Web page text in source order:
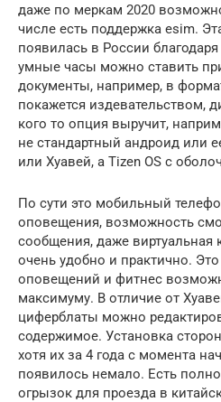
даже по меркам 2020
числе есть поддержка esim.
появилась в России
умные часы можно ставить
документы, например, в
покажется издевательством,
кого то опция выручит,
не стандартный андроид или
или Хуавей, а Tizen OS с
По сути это мобильный
оповещения, возможность
сообщения, даже виртуальная
очень удобно и практично.
оповещений и фитнес
максимуму. В отличие от
циферблаты можно
содержимое. Установка
хотя их за 4 года с момента
появилось немало. Есть
огрызок для проезда в